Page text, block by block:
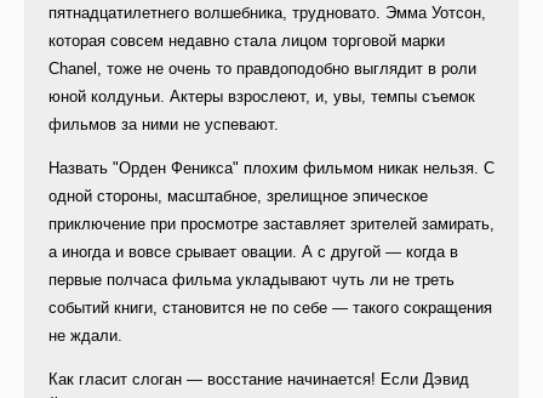
пятнадцатилетнего волшебника, трудновато. Эмма Уотсон,
которая совсем недавно стала лицом торговой марки
Chanel, тоже не очень то правдоподобно выглядит в роли
юной колдуньи. Актеры взрослеют, и, увы, темпы съемок
фильмов за ними не успевают.
Назвать "Орден Феникса" плохим фильмом никак нельзя. С
одной стороны, масштабное, зрелищное эпическое
приключение при просмотре заставляет зрителей замирать,
а иногда и вовсе срывает овации. А с другой — когда в
первые полчаса фильма укладывают чуть ли не треть
событий книги, становится не по себе — такого сокращения
не ждали.
Как гласит слоган — восстание начинается! Если Дэвид